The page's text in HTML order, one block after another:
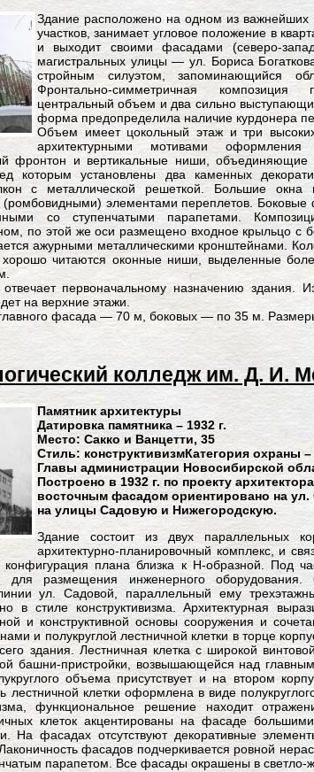
Здание расположено на одном из важнейших
участков, занимает угловое положение в
и выходит своими фасадами (северо-
магистральных улицы — ул. Бориса
стройным силуэтом, запоминающийся
Фронтально-симметричная
центральный объем и два сильно
форма предопределила наличие курдонера
Объем имеет цокольный этаж и три
архитектурными мотивами
фронтон и вертикальные ниши, объединяющие
которым установлены два каменных
с металлической решеткой. Большие окна
элементами переплетов. Боковые
со ступенчатыми парапетами.
по этой же оси размещено входное крыльцо с
ажурными металлическими кронштейнами.
читаются оконные ниши, выделенные
первоначальному назначению здания.
на верхние этажи.
фасада — 70 м, боковых — по 35 м.
колледж им. Д. И.
Памятник архитектуры
Датировка памятника – 1932 г.
Место: Сакко и Ванцетти, 35
Стиль: конструктивизмКатегория охраны
Главы администрации Новосибирской
Построено в 1932 г. по проекту
восточным фасадом ориентировано на
на улицы Садовую и Нижегородскую.
Здание состоит из двух параллельных
архитектурно-планировочный комплекс, и
плана близка к Н-образной. Под
для размещения инженерного оборудования.
ул. Садовой, параллельный ему
в стиле конструктивизма. Архитектурная
и конструктивной основы сооружения и
и полукруглой лестничной клетки в торце
здания. Лестничная клетка с широкой
башни-пристройки, возвышающейся над
объема присутствует и на втором
лестничной клетки оформлена в виде
функциональное решение находит
клеток акцентированы на фасаде
На фасадах отсутствуют декоративные
фасадов подчеркивается ровной
парапетом. Все фасады окрашены в светло-